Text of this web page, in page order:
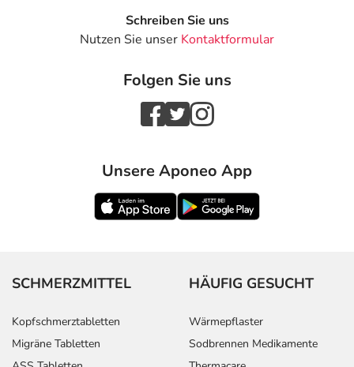
Schreiben Sie uns
Nutzen Sie unser Kontaktformular
Folgen Sie uns
Unsere Aponeo App
SCHMERZMITTEL
Kopfschmerztabletten
Migräne Tabletten
HÄUFIG GESUCHT
Wärmepflaster
Sodbrennen Medikamente